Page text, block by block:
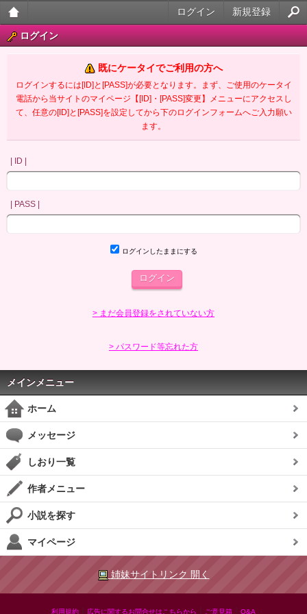
大人
ータ
イ官
新規登録
ログイン
ログイン
既にケータイでご利用の方へ
ログインするには[ID]と[PASS]が必要となります。まず、ご使用のケータイ
電話から当サイトのマイページ【[ID]・[PASS]変更】メニューにアクセスし
て、任意の[ID]と[PASS]を設定してから下のログインフォームへご入力願い
ます。
| ID |
| PASS |
ログインしたままにする
> まだ会員登録をされていない方
> パスワード等忘れた方
メインメニュー
ホーム
メッセージ
しおり一覧
作者メニュー
小説を探す
マイページ
姉妹サイトリンク 開く
利用規約 広告に関するお問合せはこちらから ご意見箱 Q&A